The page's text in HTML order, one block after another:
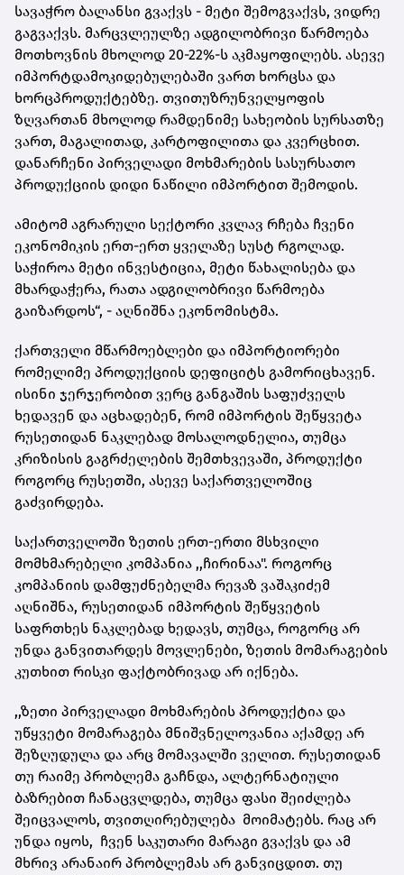
სავაჭრო ბალანსი გვაქვს - მეტი შემოგვაქვს, ვიდრე
გაგვაქვს. მარცვლეულზე ადგილობრივი წარმოება
მოთხოვნის მხოლოდ 20-22%-ს აკმაყოფილებს. ასევე
იმპორტდამოკიდებულებაში ვართ ხორცსა და
ხორცპროდუქტებზე. თვითუზრუნველყოფის
ზღვართან მხოლოდ რამდენიმე სახეობის სურსათზე
ვართ, მაგალითად, კარტოფილითა და კვერცხით.
დანარჩენი პირველადი მოხმარების სასურსათო
პროდუქციის დიდი ნაწილი იმპორტით შემოდის.
ამიტომ აგრარული სექტორი კვლავ რჩება ჩვენი
ეკონომიკის ერთ-ერთ ყველაზე სუსტ რგოლად.
საჭიროა მეტი ინვესტიცია, მეტი წახალისება და
მხარდაჭერა, რათა ადგილობრივი წარმოება
გაიზარდოს“, - აღნიშნა ეკონომისტმა.
ქართველი მწარმოებლები და იმპორტიორები
რომელიმე პროდუქციის დეფიციტს გამორიცხავენ.
ისინი ჯერჯერობით ვერც განგაშის საფუძველს
ხედავენ და აცხადებენ, რომ იმპორტის შეწყვეტა
რუსეთიდან ნაკლებად მოსალოდნელია, თუმცა
კრიზისის გაგრძელების შემთხვევაში, პროდუქტი
როგორც რუსეთში, ასევე საქართველოშიც
გაძვირდება.
საქართველოში ზეთის ერთ-ერთი მსხვილი
მომხმარებელი კომპანია ,,ჩირინაა". როგორც
კომპანიის დამფუძნებელმა რევაზ ვაშაკიძემ
აღნიშნა, რუსეთიდან იმპორტის შეწყვეტის
საფრთხეს ნაკლებად ხედავს, თუმცა, როგორც არ
უნდა განვითარდეს მოვლენები, ზეთის მომარაგების
კუთხით რისკი ფაქტობრივად არ იქნება.
,,ზეთი პირველადი მოხმარების პროდუქტია და
უწყვეტი მომარაგება მნიშვნელოვანია აქამდე არ
შეზღუდულა და არც მომავალში ველით. რუსეთიდან
თუ რაიმე პრობლემა გაჩნდა, ალტერნატიული
ბაზრებით ჩანაცვლდება, თუმცა ფასი შეიძლება
შეიცვალოს, თვითღირებულება მოიმატებს. რაც არ
უნდა იყოს, ჩვენ საკუთარი მარაგი გვაქვს და ამ
მხრივ არანაირ პრობლემას არ განვიცდით. თუ